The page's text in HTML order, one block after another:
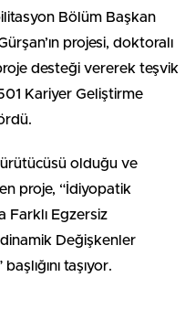
Bölüm Başkan
projesi, doktoralı
proje desteği vererek teşvik
Kariyer Geliştirme
olduğu ve
proje, “İdiyopatik
Farklı Egzersiz
Değişkenler
taşıyor.